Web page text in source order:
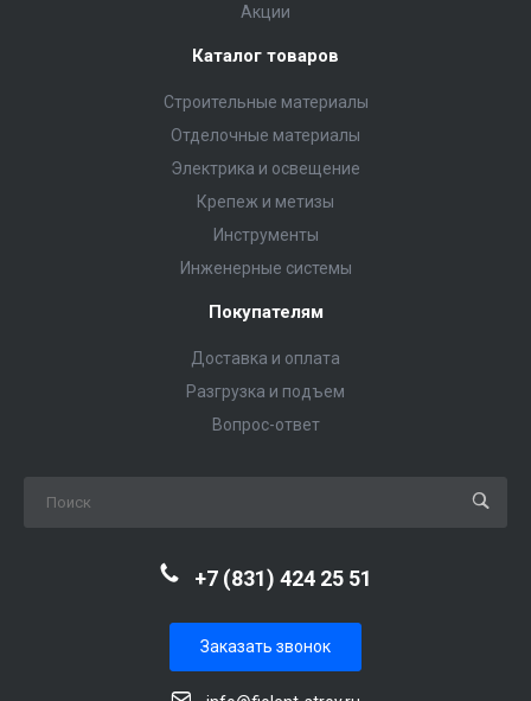
Акции
Каталог товаров
Строительные материалы
Отделочные материалы
Электрика и освещение
Крепеж и метизы
Инструменты
Инженерные системы
Покупателям
Доставка и оплата
Разгрузка и подъем
Вопрос-ответ
+7 (831) 424 25 51
Заказать звонок